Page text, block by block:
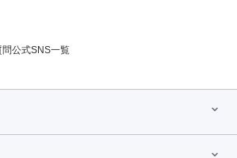
問公式SNS一覧